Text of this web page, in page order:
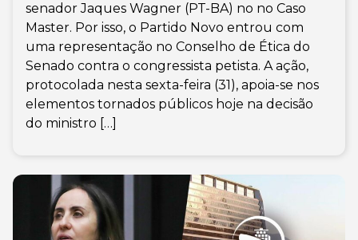
senador Jaques Wagner (PT-BA) no no Caso
Master. Por isso, o Partido Novo entrou com
uma representação no Conselho de Ética do
Senado contra o congressista petista. A ação,
protocolada nesta sexta-feira (31), apoia-se nos
elementos tornados públicos hoje na decisão
do ministro […]